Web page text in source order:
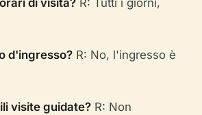
di visita? R: Tutti i giorni,
d'ingresso? R: No, l'ingresso è
visite guidate? R: Non